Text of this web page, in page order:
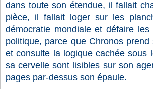
dans toute son étendue, il fallait
pièce, il fallait loger sur les
démocratie mondiale et défaire
politique, parce que Chronos
et consulte la logique cachée sous
sa cervelle sont lisibles sur son
pages par-dessus son épaule.